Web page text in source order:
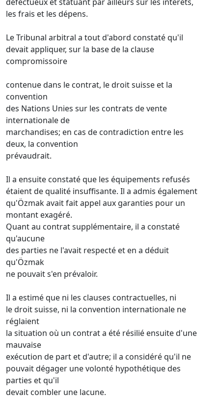
les frais et les dépens.
Le Tribunal arbitral a tout d'abord constaté qu'il
devait appliquer, sur la base de la clause
compromissoire
contenue dans le contrat, le droit suisse et la
convention
des Nations Unies sur les contrats de vente
internationale de
marchandises; en cas de contradiction entre les
deux, la convention
prévaudrait.
Il a ensuite constaté que les équipements refusés
étaient de qualité insuffisante. Il a admis également
qu'Özmak avait fait appel aux garanties pour un
montant exagéré.
Quant au contrat supplémentaire, il a constaté
qu'aucune
des parties ne l'avait respecté et en a déduit
qu'Özmak
ne pouvait s'en prévaloir.
Il a estimé que ni les clauses contractuelles, ni
le droit suisse, ni la convention internationale ne
réglaient
la situation où un contrat a été résilié ensuite d'une
mauvaise
exécution de part et d'autre; il a considéré qu'il ne
pouvait dégager une volonté hypothétique des
parties et qu'il
devait combler une lacune.